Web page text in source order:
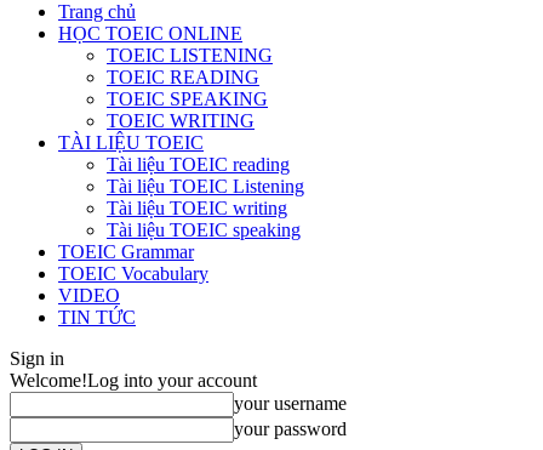
Trang chủ
HỌC TOEIC ONLINE
TOEIC LISTENING
TOEIC READING
TOEIC SPEAKING
TOEIC WRITING
TÀI LIỆU TOEIC
Tài liệu TOEIC reading
Tài liệu TOEIC Listening
Tài liệu TOEIC writing
Tài liệu TOEIC speaking
TOEIC Grammar
TOEIC Vocabulary
VIDEO
TIN TỨC
Sign in
Welcome!Log into your account
your username
your password